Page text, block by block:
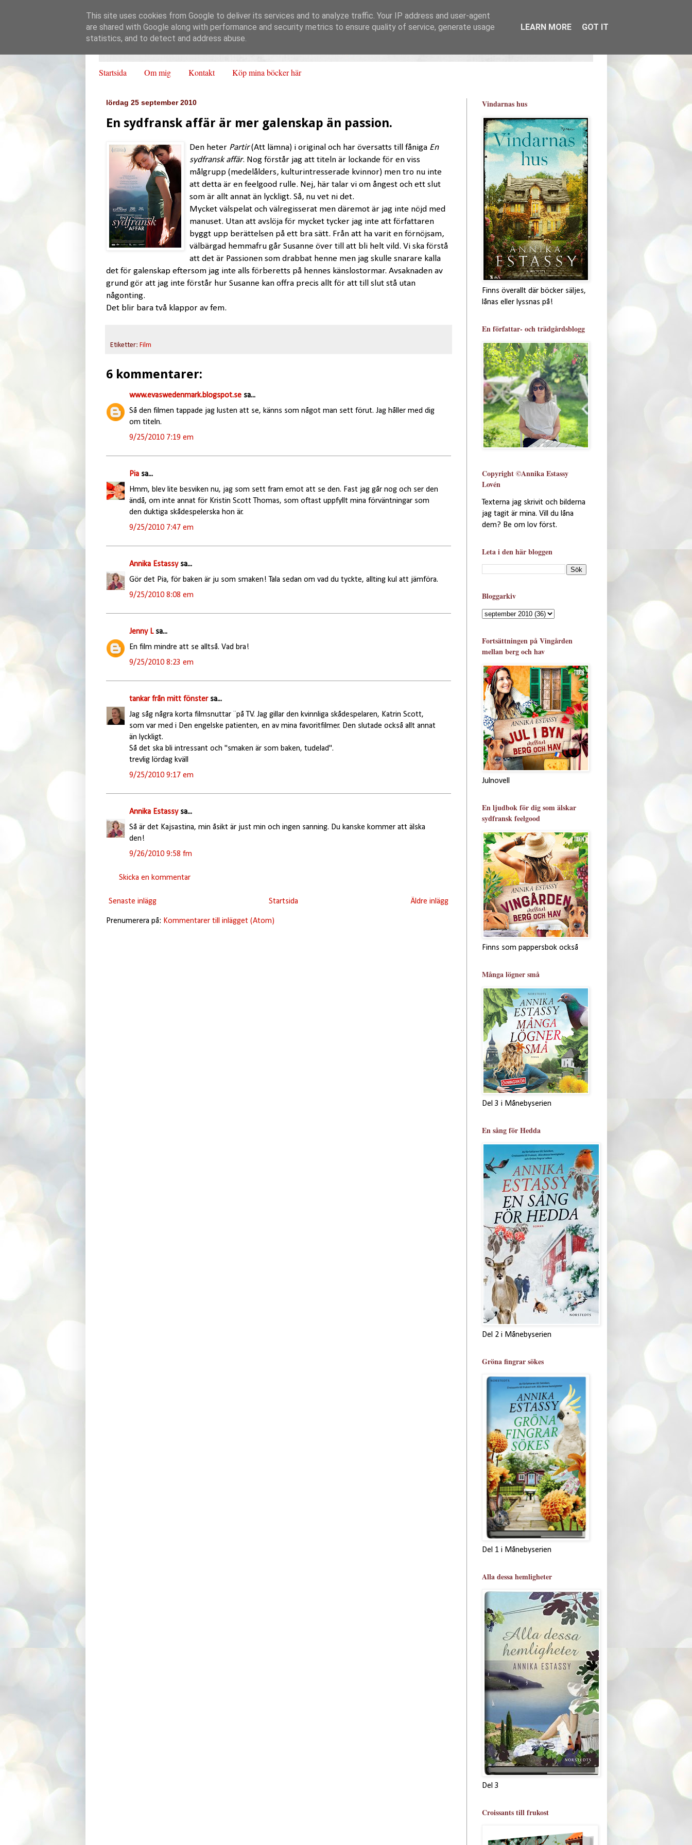
Startsida Om mig Kontakt Köp mina böcker här
lördag 25 september 2010
En sydfransk affär är mer galenskap än passion.
Den heter Partir(Att lämna) i original och har översatts till fåniga En
sydfransk affär. Nog förstår jag att titeln är lockande för en viss
målgrupp (medelålders, kulturintresserade kvinnor) men tro nu inte
att detta är en feelgood rulle. Nej, här talar vi om ångest och ett slut
som är allt annat än lyckligt. Så, nu vet ni det.
Mycket välspelat och välregisserat men däremot är jag inte nöjd med
manuset. Utan att avslöja för mycket tycker jag inte att författaren
byggt upp berättelsen på ett bra sätt. Från att ha varit en förnöjsam,
välbärgad hemmafru går Susanne över till att bli helt vild. Vi ska förstå
att det är Passionen som drabbat henne men jag skulle snarare kalla
det för galenskap eftersom jag inte alls förberetts på hennes känslostormar. Avsaknaden av
grund gör att jag inte förstår hur Susanne kan offra precis allt för att till slut stå utan
någonting.
Det blir bara två klappor av fem.
Etiketter: Film
6 kommentarer:
www.evaswedenmark.blogspot.sesa...
Så den filmen tappade jag lusten att se, känns som något man sett förut. Jag håller med dig
om titeln.
9/25/2010 7:19 em
Piasa...
Hmm, blev lite besviken nu, jag som sett fram emot att se den. Fast jag går nog och ser den
ändå, om inte annat för Kristin Scott Thomas, som oftast uppfyllt mina förväntningar som
den duktiga skådespelerska hon är.
9/25/2010 7:47 em
Annika Estassysa...
Gör det Pia, för baken är ju som smaken! Tala sedan om vad du tyckte, allting kul att jämföra.
9/25/2010 8:08 em
Jenny Lsa...
En film mindre att se alltså. Vad bra!
9/25/2010 8:23 em
tankar från mitt fönstersa...
Jag såg några korta filmsnuttar ¨på TV. Jag gillar den kvinnliga skådespelaren, Katrin Scott,
som var med i Den engelske patienten, en av mina favoritfilmer. Den slutade också allt annat
än lyckligt.
Så det ska bli intressant och "smaken är som baken, tudelad".
trevlig lördag kväll
9/25/2010 9:17 em
Annika Estassysa...
Så är det Kajsastina, min åsikt är just min och ingen sanning. Du kanske kommer att älska
den!
9/26/2010 9:58 fm
Skicka en kommentar
Senaste inlägg Äldre inlägg
Startsida
Prenumerera på: Kommentarer till inlägget (Atom)
Vindarnas hus
Finns överallt där böcker säljes,
lånas eller lyssnas på!
En författar- och trädgårdsblogg
Copyright ©Annika Estassy
Lovén
Texterna jag skrivit och bilderna
jag tagit är mina. Vill du låna
dem? Be om lov först.
Leta i den här bloggen
Bloggarkiv
Fortsättningen på Vingården
mellan berg och hav
Julnovell
En ljudbok för dig som älskar
sydfransk feelgood
Finns som pappersbok också
Många lögner små
Del 3 i Månebyserien
En sång för Hedda
Del 2 i Månebyserien
Gröna fingrar sökes
Del 1 i Månebyserien
Alla dessa hemligheter
Del 3
Croissants till frukost
This site uses cookies from Google to deliver its services and to analyze traffic. Your IP address and user-agent
are shared with Google along with performance and security metrics to ensure quality of service, generate usage
statistics, and to detect and address abuse.
LEARN MORE GOT IT